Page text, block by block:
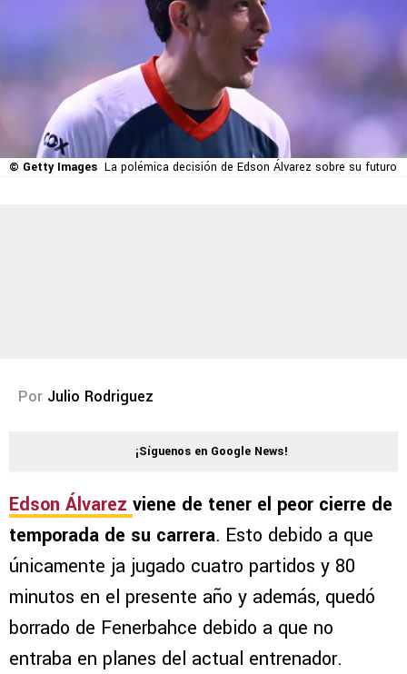
© Getty Images La polémica decisión de Edson Álvarez sobre su futuro
Por Julio Rodriguez
¡Síguenos en Google News!
Edson Álvarez viene de tener el peor cierre de
temporada de su carrera. Esto debido a que
únicamente ja jugado cuatro partidos y 80
minutos en el presente año y además, quedó
borrado de Fenerbahce debido a que no
entraba en planes del actual entrenador.